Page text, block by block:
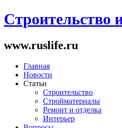
Строительство
www.ruslife.ru
Главная
Новости
Статьи
Строительство
Стройматериалы
Ремонт и отделка
Интерьер